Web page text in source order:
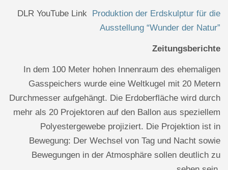
DLR YouTube Link Produktion der Erdskulptur für die
Ausstellung “Wunder der Natur”
Zeitungsberichte
In dem 100 Meter hohen Innenraum des ehemaligen
Gasspeichers wurde eine Weltkugel mit 20 Metern
Durchmesser aufgehängt. Die Erdoberfläche wird durch
mehr als 20 Projektoren auf den Ballon aus speziellem
Polyestergewebe projiziert. Die Projektion ist in
Bewegung: Der Wechsel von Tag und Nacht sowie
Bewegungen in der Atmosphäre sollen deutlich zu